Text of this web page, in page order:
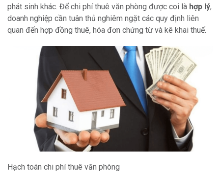
phát sinh khác. Để chi phí thuê văn phòng được coi là hợp lý,
doanh nghiệp cần tuân thủ nghiêm ngặt các quy định liên
quan đến hợp đồng thuê, hóa đơn chứng từ và kê khai thuế.
Hạch toán chi phí thuê văn phòng